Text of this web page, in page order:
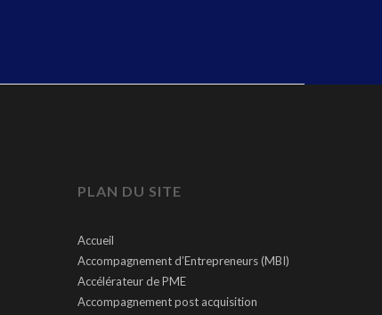
PLAN DU SITE
Accueil
Accompagnement d’Entrepreneurs (MBI)
Accélérateur de PME
Accompagnement post acquisition